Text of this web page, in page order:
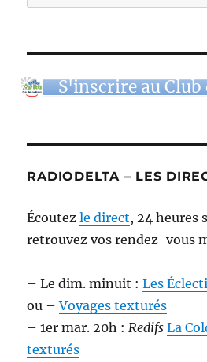
pour :
S'inscrire au Club
RADIODELTA – LES
Écoutezle direct, 24 heures
retrouvez vos rendez-vous
– Le dim. minuit :Les
ou –Voyages texturés
– 1er mar. 20h : Redifs La
texturés